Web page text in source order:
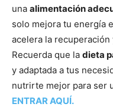
una alimentación
solo mejora tu energía
acelera la
Recuerda que la dieta
y adaptada a tus
nutrirte mejor para ser
ENTRAR AQUÍ.